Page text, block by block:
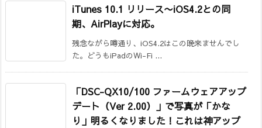
iTunes 10.1 リリース〜iOS4.2との同
期、AirPlayに対応。
残念ながら噂通り、iOS4.2はこの晩来ませんでし
た。どうもiPadのWi-Fi ...
「DSC-QX10/100 ファームウェアアップ
デート（Ver 2.00）」で写真が「かな
り」明るくなりました！これは神アップ